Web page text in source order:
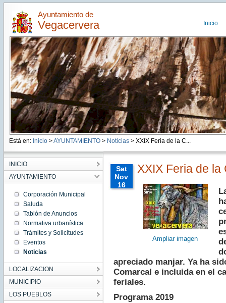
Ayuntamiento de
Vegacervera Inicio
Está en: Inicio >AYUNTAMIENTO> Noticias> XXIX Feria de la C...
INICIO
AYUNTAMIENTO
Corporación Municipal
Saluda
Tablón de Anuncios
Normativa urbanística
Trámites y Solicitudes
Eventos
Noticias
LOCALIZACION
MUNICIPIO
LOS PUEBLOS
Sat
Nov
16
CET
2019
XXIX Feria de
Ampliar imagen
apreciado manjar. Ya ha
Comarcal e incluida en el
feriales.
Programa 2019